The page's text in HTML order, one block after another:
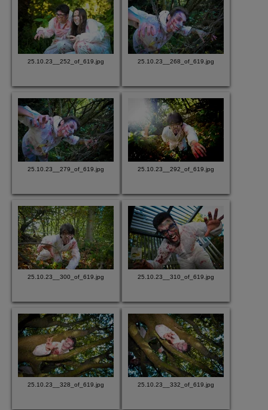
25.10.23__252_of_619.jpg 25.10.23__268_of_619.jpg
25.10.23__279_of_619.jpg 25.10.23__292_of_619.jpg
25.10.23__300_of_619.jpg 25.10.23__310_of_619.jpg
25.10.23__328_of_619.jpg 25.10.23__332_of_619.jpg